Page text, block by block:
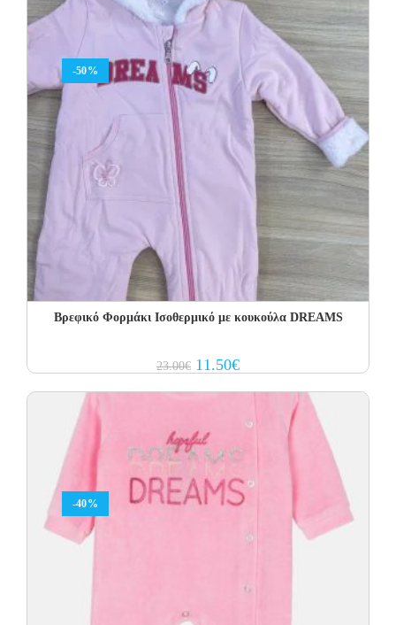
-50%
Βρεφικό Φορμάκι Ισοθερμικό με κουκούλα DREAMS
23.00€ Original
price
11.50€Current
price
-40%